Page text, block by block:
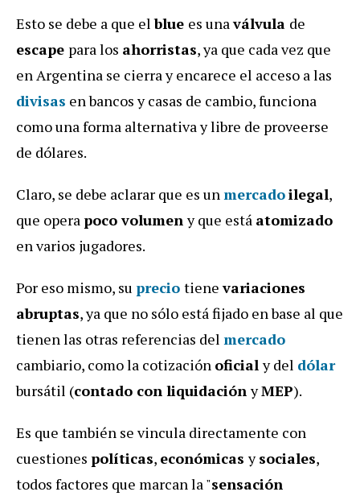
Esto se debe a que elblue es unaválvula de
escape para los ahorristas, ya que cada vez que
en Argentina se cierra y encarece el acceso a las
divisas en bancos y casas de cambio, funciona
como una forma alternativa y libre de proveerse
de dólares.
Claro, se debe aclarar que es unmercadoilegal,
que operapoco volumeny que está atomizado
en varios jugadores.
Por eso mismo, su precio tienevariaciones
abruptas, ya que no sólo está fijado en base al que
tienen las otras referencias del mercado
cambiario, como la cotización oficialy del dólar
bursátil (contado con liquidaciónyMEP).
Es que también se vincula directamente con
cuestiones políticas, económicasysociales,
todos factores que marcan la "sensación